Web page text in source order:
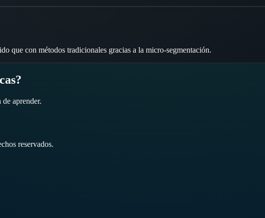
que con métodos tradicionales gracias a la micro-segmentación.
aprender.
reservados.